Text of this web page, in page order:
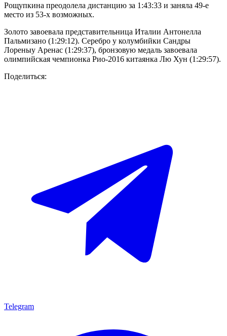
Рощупкина преодолела дистанцию за 1:43:33 и заняла 49-е
место из 53-х возможных.
Золото завоевала представительница Италии Антонелла
Пальмизано (1:29:12). Серебро у колумбийки Сандры
Лореныу Аренас (1:29:37), бронзовую медаль завоевала
олимпийская чемпионка Рио-2016 китаянка Лю Хун (1:29:57).
Поделиться:
Telegram